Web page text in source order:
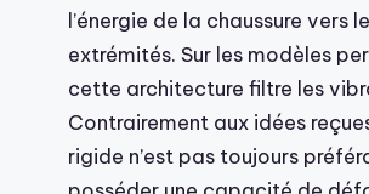
l’énergie de la chaussure vers
extrémités. Sur les modèles
cette architecture filtre les
Contrairement aux idées
rigide n’est pas toujours